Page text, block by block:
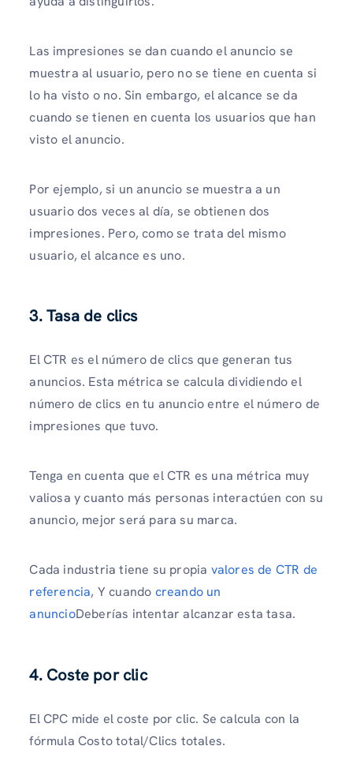
Las impresiones se dan cuando el anuncio se
muestra al usuario, pero no se tiene en cuenta si
lo ha visto o no. Sin embargo, el alcance se da
cuando se tienen en cuenta los usuarios que han
visto el anuncio.
Por ejemplo, si un anuncio se muestra a un
usuario dos veces al día, se obtienen dos
impresiones. Pero, como se trata del mismo
usuario, el alcance es uno.
3. Tasa de clics
El CTR es el número de clics que generan tus
anuncios. Esta métrica se calcula dividiendo el
número de clics en tu anuncio entre el número de
impresiones que tuvo.
Tenga en cuenta que el CTR es una métrica muy
valiosa y cuanto más personas interactúen con su
anuncio, mejor será para su marca.
Cada industria tiene su propia valores de CTR de
referencia, Y cuando creando un
anuncioDeberías intentar alcanzar esta tasa.
4. Coste por clic
El CPC mide el coste por clic. Se calcula con la
fórmula Costo total/Clics totales.